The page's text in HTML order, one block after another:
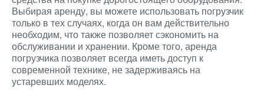
Выбирая аренду, вы можете использовать погрузчик
только в тех случаях, когда он вам действительно
необходим, что также позволяет сэкономить на
обслуживании и хранении. Кроме того, аренда
погрузчика позволяет всегда иметь доступ к
современной технике, не задерживаясь на
устаревших моделях.